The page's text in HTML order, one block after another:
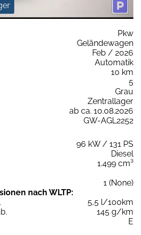
Pkw
Geländewagen
Feb / 2026
Automatik
10 km
5
Grau
Zentrallager
ab ca. 10.08.2026
GW-AGL2252
96 kW / 131 PS
Diesel
1.499 cm³
1 (None)
nach WLTP:
5,5 l/100km
145 g/km
E